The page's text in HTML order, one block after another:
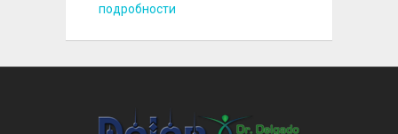
подробности